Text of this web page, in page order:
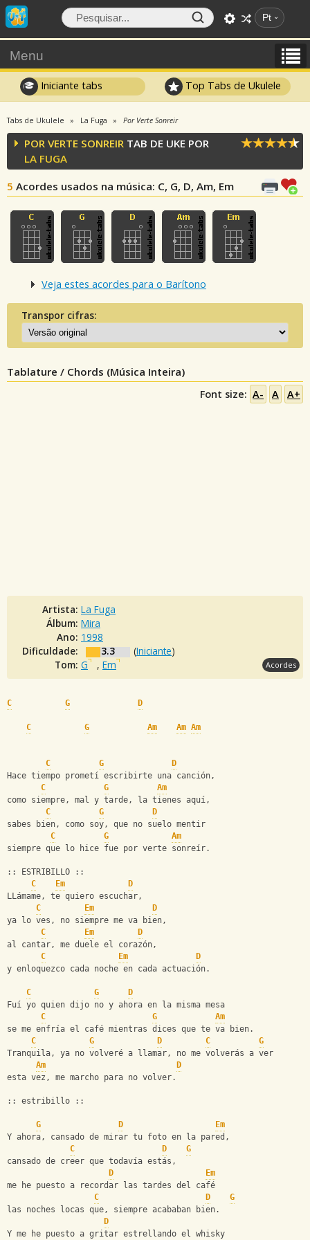
Pt
Menu
Iniciante tabs Top Tabs de Ukulele
Tabs de Ukulele La Fuga Por Verte Sonreir
POR VERTE SONREIR TAB DE UKE POR
LA FUGA
5 Acordes usados na música: C, G, D, Am, Em
Veja estes acordes para o Barítono
Transpor cifras:
Tablature / Chords (Música Inteira)
Font size: A- A A+
Artista: La Fuga
Álbum: Mira
Ano: 1998
Dificuldade:
3.3 (Iniciante)
Tom: G , Em Acordes
C G D
C G Am Am Am
C G
D
Hace tiempo prometí escribirte una canción,
C
G
Am
como siempre, mal y tarde, la tienes aquí,
C
G
D
sabes bien, como soy, que no suelo mentir
C
G
Am
siempre que lo hice fue por verte sonreír.
:: ESTRIBILLO ::
C
Em
D
LLámame, te quiero escuchar,
C
Em
D
ya lo ves, no siempre me va bien,
C
Em
D
al cantar, me duele el corazón,
C
Em
D
y enloquezco cada noche en cada actuación.
C G
D
Fuí yo quien dijo no y ahora en la misma mesa
C
G
Am
se me enfría el café mientras dices que te va bien.
C
G D C
G
Tranquila, ya no volveré a llamar, no me volverás a ver
Am
D
esta vez, me marcho para no volver.
:: estribillo ::
G D
Em
Y ahora, cansado de mirar tu foto en la pared,
C
D
G
cansado de creer que todavía estás,
D
Em
me he puesto a recordar las tardes del café
C
D
G
las noches locas que, siempre acababan bien.
D
Y me he puesto a gritar estrellando el whisky